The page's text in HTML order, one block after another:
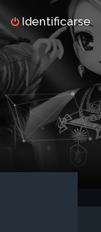
Identificarse